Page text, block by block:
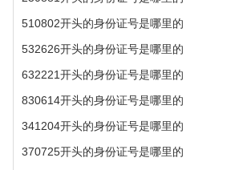
510802开头的身份证号是哪里的
532626开头的身份证号是哪里的
632221开头的身份证号是哪里的
830614开头的身份证号是哪里的
341204开头的身份证号是哪里的
370725开头的身份证号是哪里的